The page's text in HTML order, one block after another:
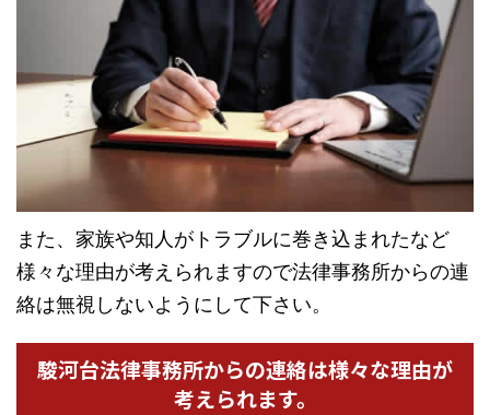
また、家族や知人がトラブルに巻き込まれたなど
様々な理由が考えられますので法律事務所からの連
絡は無視しないようにして下さい。
駿河台法律事務所からの連絡は様々な理由が
考えられます。